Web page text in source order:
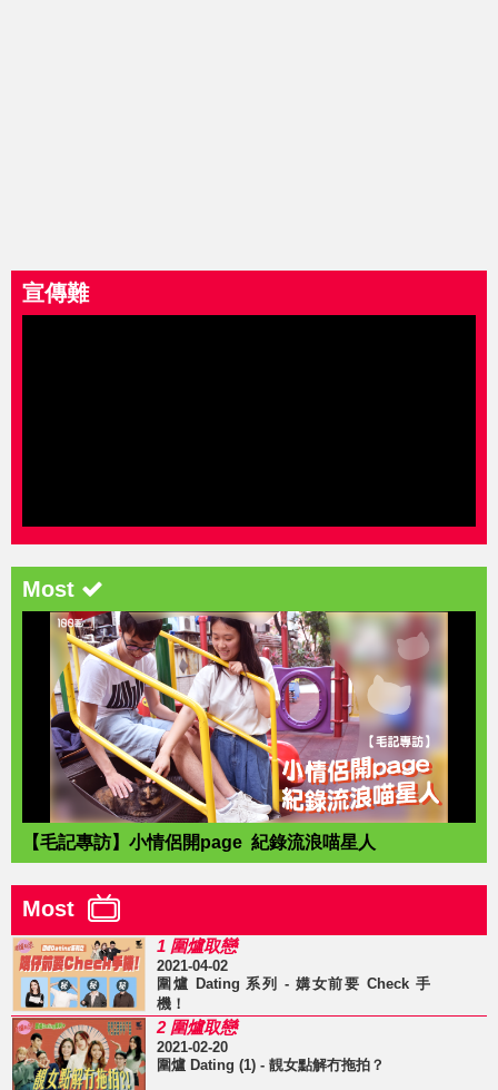
宣傳難
Most
【毛記專訪】小情侶開page 紀錄流浪喵星人
Most
1 圍爐取戀
2021-04-02
圍爐 Dating 系列 - 媾女前要 Check 手
機！
2 圍爐取戀
2021-02-20
圍爐 Dating (1) - 靚女點解冇拖拍？